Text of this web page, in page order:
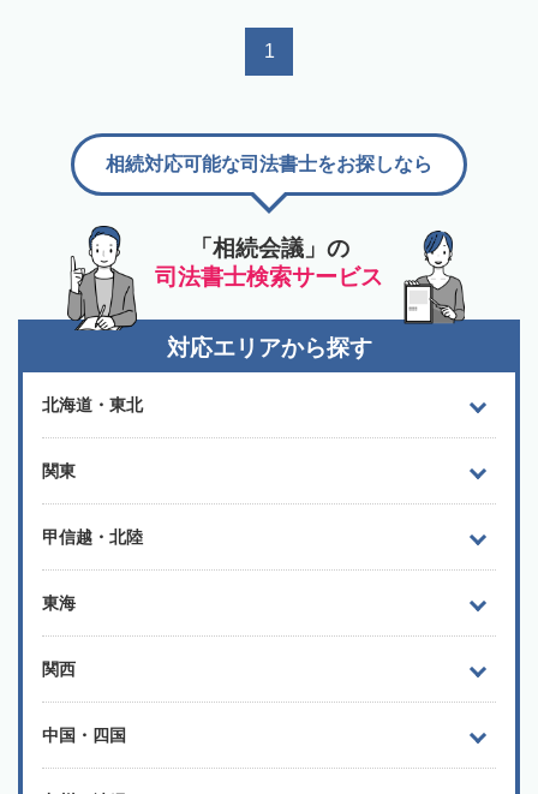
1
「相続会議」の
司法書士検索サービス
相続対応可能な司法書士をお探しなら
対応エリアから探す
北海道・東北
関東
甲信越・北陸
東海
関西
中国・四国